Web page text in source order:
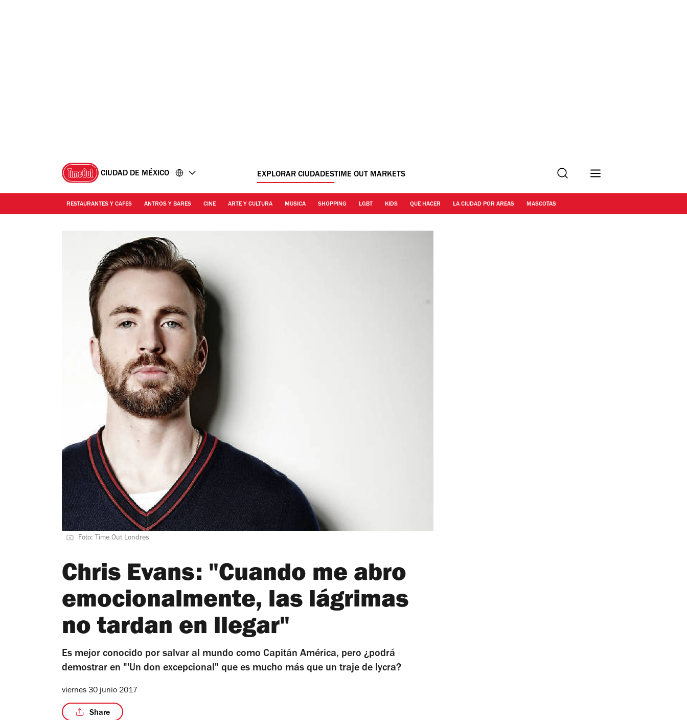
CIUDAD DE MÉXICO EXPLORAR CIUDADESTIME OUT MARKETS Buscar
RESTAURANTES Y CAFES ANTROS Y BARES CINE ARTE Y CULTURA MUSICA SHOPPING LGBT KIDS QUE HACER LA CIUDAD POR AREAS MASCOTAS
Foto: Time Out Londres
Chris Evans: "Cuando me abro
emocionalmente, las lágrimas
no tardan en llegar"
Es mejor conocido por salvar al mundo como Capitán América, pero ¿podrá
demostrar en "'Un don excepcional" que es mucho más que un traje de lycra?
viernes 30 junio 2017
Share